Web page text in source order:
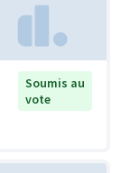
Soumis au
vote